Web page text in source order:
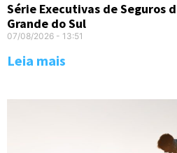
Série Executivas de Seguros
Grande do Sul
07/08/2026 13:51
Leia mais